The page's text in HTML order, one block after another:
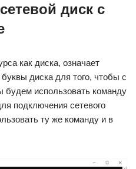
диск с
как диска, означает
диска для того, чтобы с
использовать команду
подключения сетевого
ту же команду и в